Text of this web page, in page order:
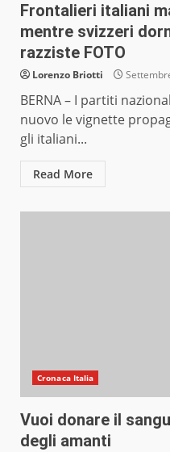
Frontalieri italiani
mentre svizzeri
razziste FOTO
Lorenzo Briotti
BERNA – I partiti
nuovo le vignette
gli italiani...
Read More
Cronaca Italia
Vuoi donare il
degli amanti